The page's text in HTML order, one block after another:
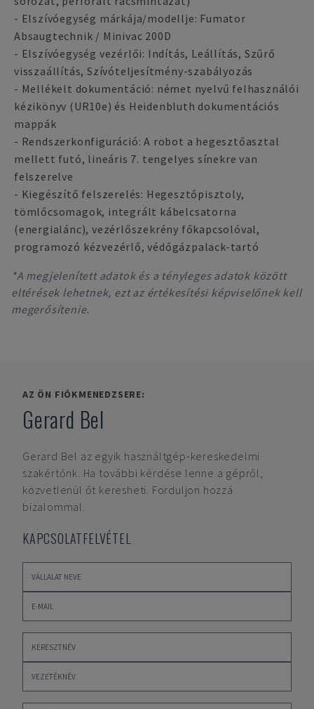
- Elszívóegység márkája/modellje: Fumator
Absaugtechnik / Minivac 200D
- Elszívóegység vezérlői: Indítás, Leállítás, Szűrő
visszaállítás, Szívóteljesítmény-szabályozás
- Mellékelt dokumentáció: német nyelvű felhasználói
kézikönyv (UR10e) és Heidenbluth dokumentációs
mappák
- Rendszerkonfiguráció: A robot a hegesztőasztal
mellett futó, lineáris 7. tengelyes sínekre van
felszerelve
- Kiegészítő felszerelés: Hegesztőpisztoly,
tömlőcsomagok, integrált kábelcsatorna
(energialánc), vezérlőszekrény főkapcsolóval,
programozó kézvezérlő, védőgázpalack-tartó
*A megjelenített adatok és a tényleges adatok között
eltérések lehetnek, ezt az értékesítési képviselőnek kell
megerősítenie.
AZ ÖN FIÓKMENEDZSERE:
Gerard Bel
Gerard Bel az egyik használtgép-kereskedelmi
szakértőnk. Ha további kérdése lenne a gépről,
közvetlenül őt keresheti. Forduljon hozzá
bizalommal.
KAPCSOLATFELVÉTEL